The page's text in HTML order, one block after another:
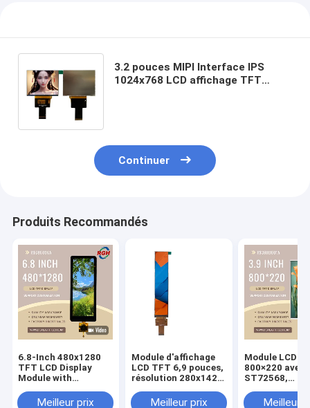
3.2 pouces MIPI Interface IPS
1024x768 LCD affichage TFT
Continuer
Produits Recommandés
6.8-Inch 480x1280
TFT LCD Display
Module with
Panel , FL7705 Driver
Meilleur prix
Module d'affichage
LCD TFT 6,9 pouces,
résolution 280x1424,
DP, contraste élevé
Meilleur prix
Module LCD
800×220 avec
ST72568,
LED, verre de
Meilleur